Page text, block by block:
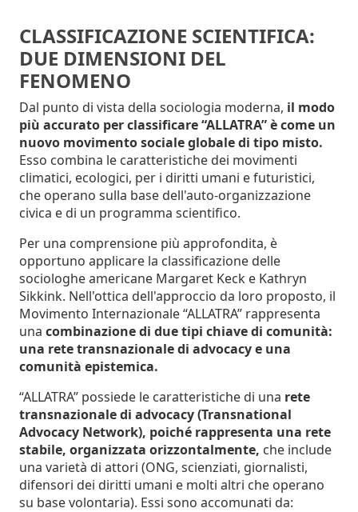
CLASSIFICAZIONE SCIENTIFICA:
DUE DIMENSIONI DEL
FENOMENO
Dal punto di vista della sociologia moderna, il modo
più accurato per classificare “ALLATRA” è come un
nuovo movimento sociale globale di tipo misto.
Esso combina le caratteristiche dei movimenti
climatici, ecologici, per i diritti umani e futuristici,
che operano sulla base dell'auto-organizzazione
civica e di un programma scientifico.
Per una comprensione più approfondita, è
opportuno applicare la classificazione delle
sociologhe americane Margaret Keck e Kathryn
Sikkink. Nell'ottica dell'approccio da loro proposto, il
Movimento Internazionale “ALLATRA” rappresenta
una combinazione di due tipi chiave di comunità:
una rete transnazionale di advocacy e una
comunità epistemica.
“ALLATRA” possiede le caratteristiche di una rete
transnazionale di advocacy (Transnational
Advocacy Network), poiché rappresenta una rete
stabile, organizzata orizzontalmente, che include
una varietà di attori (ONG, scienziati, giornalisti,
difensori dei diritti umani e molti altri che operano
su base volontaria). Essi sono accomunati da: